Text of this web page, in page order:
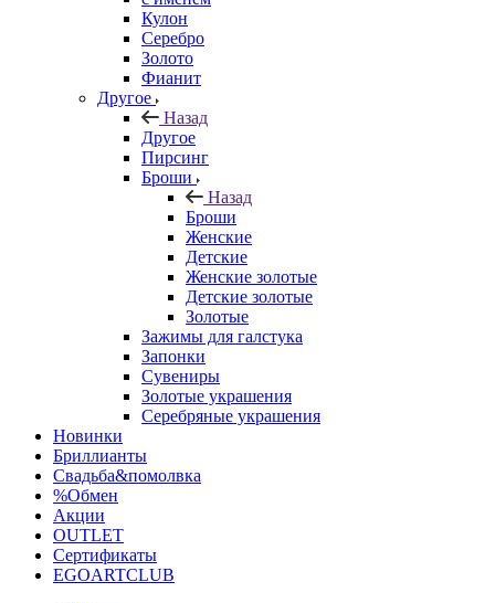
Кулон
Серебро
Золото
Фианит
Другое
Назад
Другое
Пирсинг
Броши
Назад
Броши
Женские
Детские
Женские золотые
Детские золотые
Золотые
Зажимы для галстука
Запонки
Сувениры
Золотые украшения
Серебряные украшения
Новинки
Бриллианты
Свадьба&помолвка
%Обмен
Акции
OUTLET
Сертификаты
EGOARTCLUB